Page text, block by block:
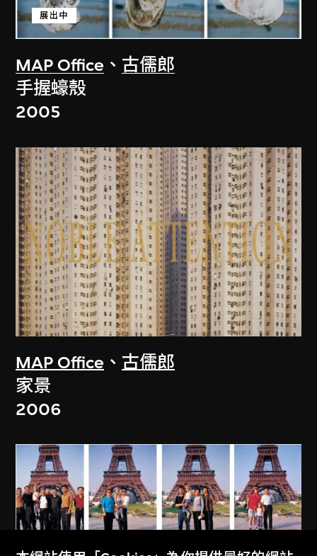
MAP Office 、 古儒郎
展出中
手握蠔殼
2005
MAP Office 、 古儒郎
家景
2006